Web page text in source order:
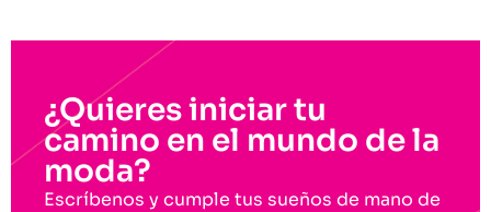
¿Quieres iniciar tu
camino en el mundo de la
moda?
Escríbenos y cumple tus sueños de mano de